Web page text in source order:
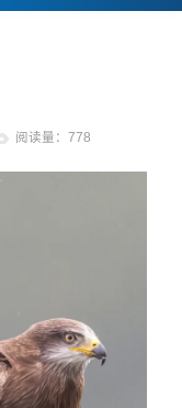
阅读量：778